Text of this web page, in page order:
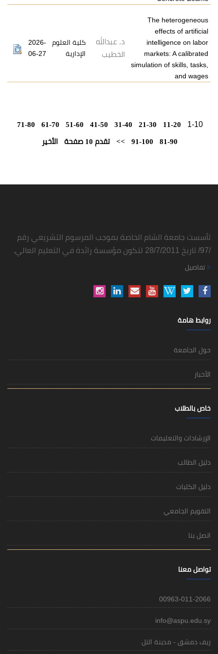
د. عبدالله
الخطيب
كلية العلوم
الإدارية
2026-
06-27
21-30
31-40
41-50
51-60
61-70
71-80
>> تقدم 10 صفحة الأخير
الخاصة بموجب المرسوم التشريعي رقم
التل